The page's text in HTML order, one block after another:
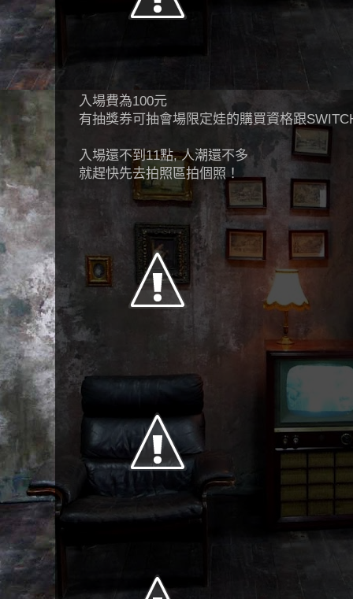
入場費為100元
有抽獎券可抽會場限定娃的購買資格跟
入場還不到11點, 人潮還不多
就趕快先去拍照區拍個照！